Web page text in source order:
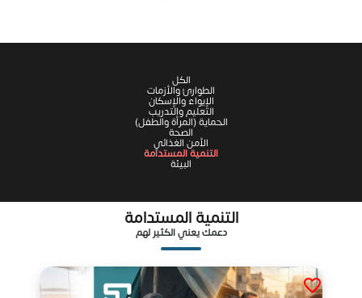
الكل
الطوارئ والأزمات
الإيواء والإسكان
التعليم والتدريب
الحماية (المرأة والطفل)
الصحة
الأمن الغذائي
التنمية المستدامة
البيئة
التنمية المستدامة
دعمك يعني الكثير لهم